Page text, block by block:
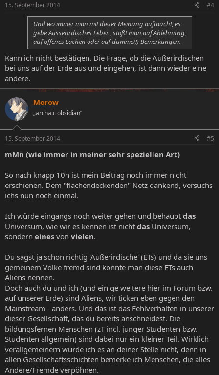
15. September 2014 #4
Und wo immer man mit dieser Meinung auftaucht, es
gebe Ausserirdisches Leben, stößt man auf Ablehnung,
auf offenes Lachen oder auf dumme(!) Bemerkungen.
Kann ich nicht bestätigen. Die Frage, ob die Außerirdischen
bei uns auf der Erde aus und eingehen, ist dann wieder eine
andere.
Morow
„archaic obsidian”
15. September 2014 #5
mMn (wie immer in meiner sehr speziellen Art)
So nach knapp 10h ist mein Beitrag noch immer nicht
erschienen. Dem "flächendeckenden" Netz dankend, versuchs
ichs nun noch einmal.
Ich würde eingangs noch weiter gehen und behaupt das
Universum, wie wir es kennen ist nicht das Universum,
sondern eines von vielen.
Du sagst ja schon richtig 'Außerirdische' (ETs) und da sie uns
gemeinem Volke fremd sind könnte man diese ETs auch
Aliens nennen.
Doch auch du und ich (und einige weitere hier im Forum bzw.
auf unserer Erde) sind Aliens, wir ticken eben gegen den
Mainstream - anders. Und das ist das Fehlverhalten in unserer
dieser Gesellschaft, das du bereits anschneidest. Die
bildungsfernen Menschen (zT incl. junger Studenten bzw.
Studenten allgemein) sind dabei nur ein kleiner Teil. Wirklich
verallgemeinern würde ich es an deiner Stelle nicht, denn in
allen Gesellschaftsschichten bemerke ich Menschen, die alles
Andere/Fremde verpöhnen.